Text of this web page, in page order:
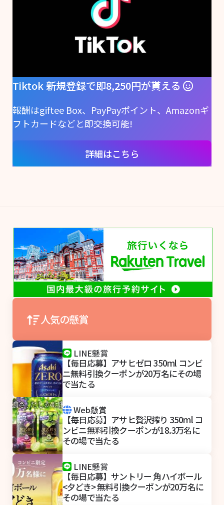
Tiktok 新規登録で即8,250円が貰える
報酬はgiftee Box、PayPayポイント、Amazonギ
フトカードなどと即交換可能!
詳細はこちら
人気の懸賞
LINE懸賞
【毎日応募】アサヒゼロ 350ml コンビ
ニ無料引換クーポンが20万名にその場
で当たる
Web懸賞
【毎日応募】アサヒ贅沢搾り 350ml コ
ンビニ無料引換クーポンが18.3万名に
その場で当たる
LINE懸賞
【毎日応募】サントリー 角ハイボール
<夕どき> 無料引換クーポンが20万名に
その場で当たる